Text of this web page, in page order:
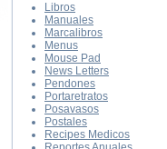
Libros
Manuales
Marcalibros
Menus
Mouse Pad
News Letters
Pendones
Portaretratos
Posavasos
Postales
Recipes Medicos